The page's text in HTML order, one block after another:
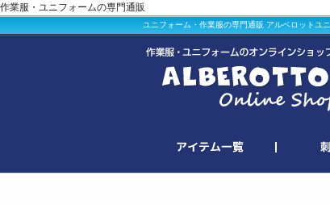
作業服・ユニフォームの専門通販
ユニフォーム・作業服の専門通販 アルベロットユニ